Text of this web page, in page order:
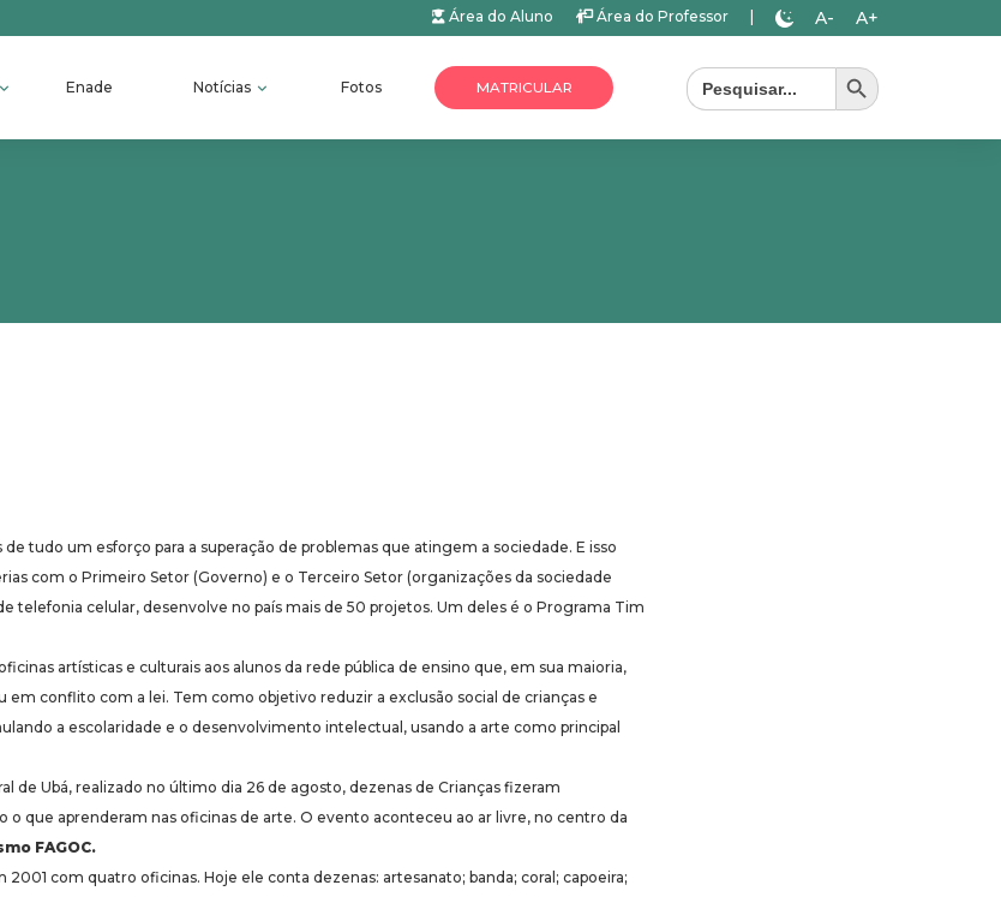
Área do Aluno Área do Professor A- A+
Enade Notícias Fotos MATRICULAR
Search
for:
Search Button
tudo um esforço para a superação de problemas que atingem a sociedade. E isso
com o Primeiro Setor (Governo) e o Terceiro Setor (organizações da sociedade
telefonia celular, desenvolve no país mais de 50 projetos. Um deles é o Programa Tim
artísticas e culturais aos alunos da rede pública de ensino que, em sua maioria,
em conflito com a lei. Tem como objetivo reduzir a exclusão social de crianças e
a escolaridade e o desenvolvimento intelectual, usando a arte como principal
de Ubá, realizado no último dia 26 de agosto, dezenas de Crianças fizeram
o que aprenderam nas oficinas de arte. O evento aconteceu ao ar livre, no centro da
FAGOC.
com quatro oficinas. Hoje ele conta dezenas: artesanato; banda; coral; capoeira;